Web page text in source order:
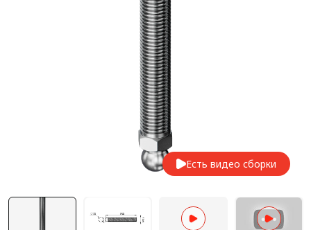
Алюминиевые промышленные ограждения
Алюминиевая промышленная мебель
Крейты и кассеты Subrack systems
Профиль строительного назначения
Радиаторный алюминиевый профиль NEW!
Метрический крепеж
Есть видео сборки